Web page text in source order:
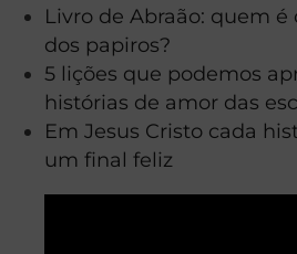
Livro de Abraão: quem
dos papiros?
5 lições que podemos
histórias de amor das
Em Jesus Cristo cada
um final feliz